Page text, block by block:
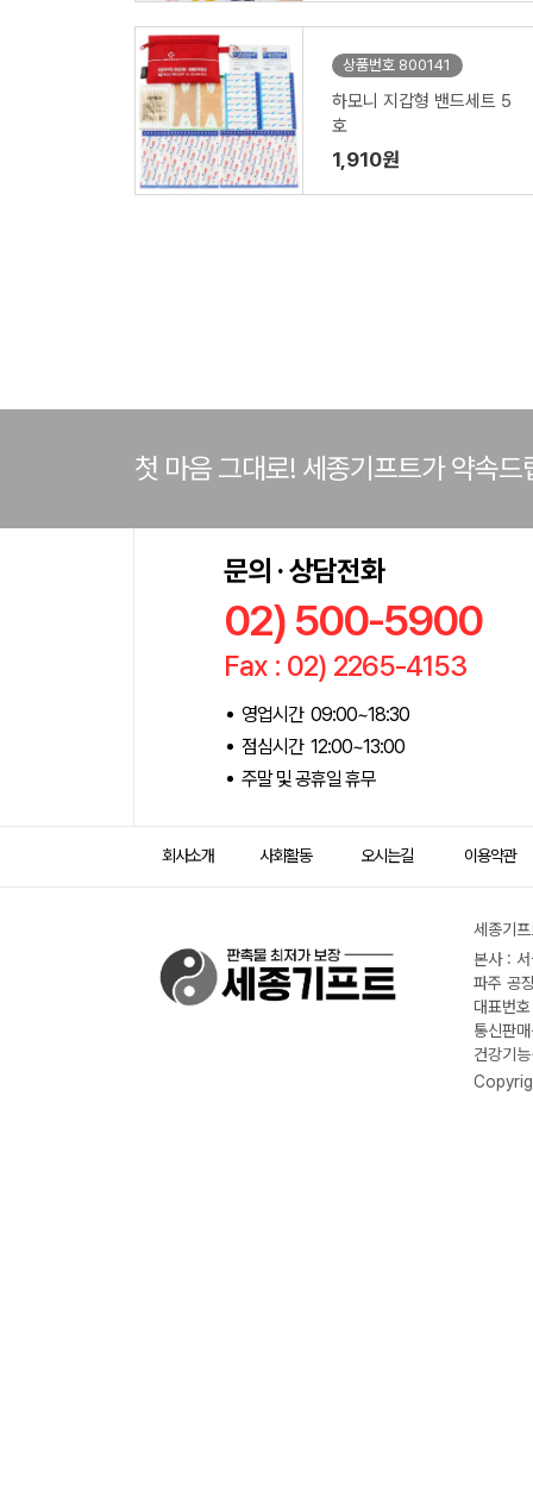
상품번호 800141
하모니 지갑형 밴드세트 5
호
1,910원
첫 마음 그대로! 세종기프트가 약속드
문의 · 상담전화
02) 500-5900
Fax : 02) 2265-4153
영업시간 09:00~18:30
점심시간 12:00~13:00
주말 및 공휴일 휴무
회사소개 사회활동 오시는길 이용약관
세종기
본사 :
파주 공
대표번
통신판
건강기